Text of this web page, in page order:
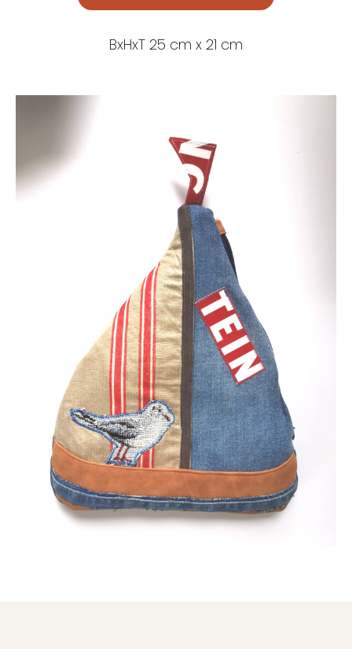
BxHxT 25 cm x 21 cm